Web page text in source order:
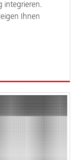
integrieren.
Ihnen